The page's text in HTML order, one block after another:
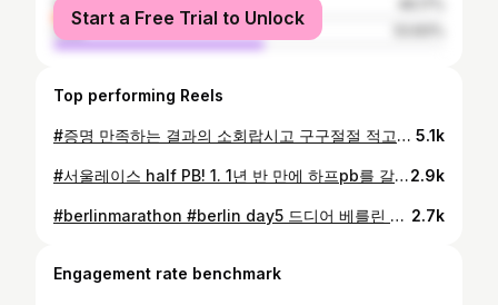
female
male
Start a Free Trial to Unlock
Top performing Reels
#증명 만족하는 결과의 소회랍시고 구구절절 적고싶어서 고민 고민 해봤는데, 지금은 아무것도 떠오르지 않습니다. 겨우내 열심히 준비했고 스타트부터 피니쉬까지 목표를 위해 열심히 달렸습니다. 과분한 결과에 감사합니다. 지금으로선 이 뿐입니다. 레이스는 잘 복기해서 다음편에 길게 적어보겠습니다. 주로에서 응원해주신 모두들 정말. 정말 감사합니다. - #러닝 #마라톤 #동아마라톤 #동마 사진 감사합니다 @7402071_ @run_bell @naweat_moe 5.1k
#서울레이스 half PB! 1. 1년 반 만에 하프pb를 갈아치웠습니다! 작년 서울하프마라톤에서 1시간 13분 17초를 하고 12분대로 진입해보겠다고 애쓰다 망쳐버리는 대회들이 많아서 속상했었는데, 오늘은! 드디어! 12분대로 들어와서 너무나 기쁩니다! 또 마스터즈들의 기량향상이 이렇게나 많이 되었다는 것도 놀랐습니다. 작년이면 이 기록이 우승인데 저는 작년에도 올해도 4등이네요. 수준이 높아지는 것 같아 좋습니다. 더 열심히 해야겠네요! 2. 기록미제출자라 뒷그룹에서 출발했고, 병목을 어떻게 뚫어야하나 고민이 많았는데, 생각보다 원활하게 뚫을 수 있었습니다. 청계천 들어가면 길이 더 좁아지니 그 전에 다 뚫어놔야된다고 생각했는데 다행히 그렇게 되버렸습니다. 초반에 ’뚫어야되!‘ 라고 생각하고 달리니까 초반 페이스를 끌어올릴 수 있었던거 같기도 하고..? 3. 마라톤은 다시한번 알다가도 모르겠습니다. 베를린에서는 하반기 대회에 대한 희망을 봤는데, 바로 다음주인 충주에서는 다시 절망, 또 다음주인 오늘 서울레이스에서는 다시 희망을 봤습니다. 바이올린 조율하듯 정교한 조율작업이 계속되는 느낌입니다. 메인인 경주와 JTBC에서는 과연 어떤 연주를 할 수 있을지 기대가 됩니다. 4. 서울레이스만큼 응원의 밀도가 높은 대회는 없는 것 같습니다. 덕분에 힘 낼 수 있었습니다. 주로나 주로 바깥에서 응원해주신 참가자분들 응원단분들, 알아봐주시고 인사해주신 분들 다들 너무너무 감사합니다! - #러닝 #러너 #하프 #마라톤 사진 영상 정말 감사합니다 🙇‍♂️🙇‍♂️ @inhohw @be.sunnyside @tiberium @7402071_ @hyejun_wanna @wish_bbo02.9k
#berlinmarathon #berlin day5 드디어 베를린 마라톤이 끝이 났습니다. 정말, 이렇게 환상적인 마라톤을 왜 여태껏 참가해보려고 시도하지 않았지 라는 후회가 드는, 아주 멋진 대회였습니다. 100번 넘게 마라톤 대회를 참가했지만, 오늘만큼 행복하게 달렸던 적은 또 없었던거 같아요. 너무너무 좋았고 행복했습니다. 액션캠을 들고 뛰어서 대회장에서 제가 보고 느낀 것들을 생생히 기록할 수 있었던 것 또한 아주 큰 행운이었던 것 같아요. 정말, 너무, 행복한! 마라톤이었습니다. - 해외 메이저 마라톤은 그 지역의 축제라고 다들 말씀하셨는데, 정말 왜 그런지 알겠습니다. 베를린 도시 전체가 마라톤에 열광하는게 피부로 느껴졌습니다. 시작지점부터 피니쉬까지, 응원을 받지 않은 적이 없습니다. 모두가 나와서 선수들을 응원했어요. 하이파이브 존이 있는게 아니라 그냥 하이파이브 하고싶으면 옆으로 살짝 빠져서 하이파이브하고 오면 됩니다 ㅋㅋ 언제 또 이런 열정적인 응원을 받으면서 뛰어볼까요, - 기록은 2:38:47 제가 가민을 늦게 시작해서 40초 까먹혔습니다 ㅎㅎ.. 최초에는 sub3 정도만 하고 즐기다 오자! 라고 생각했는데, 살짝 밀어보니 또 밀리길래 나중에 뭐 퍼지겠지 지금은 이대로 밀자! 라고 생각하고 달렸습니다만 끝까지 밀어졌습니다 ㅎㅎ 잘 뛰었지만 밑밥깐게 있으니 송구스럽네요 - 아디다스 아디오스 프로4의 퍼포먼스는 경이로웠습니다. 후반으로 갈수록 진가를 발휘했어요. 가벼운 무게 덕분에 후반 레이스에 부담이 되지 않았고, 프로3보다 소프트해졌지만 ‘단단하다’ 라는 캐릭터는 그대로 가져가는 느낌이라, 후반에 쿠셔닝 때문에 발이 무너질 일은 없었습니다. 착화감도 좋았어요! 갑피도 유연해지고 힐슬립도 잡은 것 같고. - 좋은 기회 주신 @adidaskr 정말 감사합니다. #아디다스 #아디다스러닝 #베를린마라톤 #아디다스아디오스프로4 #마라톤 #러닝 #러너 2.7k
Engagement rate benchmark